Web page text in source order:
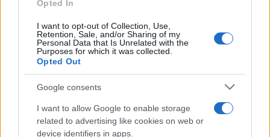
Opted In
I want to opt-out of Collection, Use,
Retention, Sale, and/or Sharing of my
Personal Data that Is Unrelated with the
Purposes for which it was collected.
Opted Out
Google consents
I want to allow Google to enable storage
related to advertising like cookies on web or
device identifiers in apps.
teljességében, a konfliktusokon túl mutathassa be és erre
kitűnő eszköz a kultúra. Baán László, a Szépművészeti
Múzeum főigazgatója beszámolt arról, hogy a világ
legjelentősebb kiállítóhelyeinek vezetőit tömörítő Bizot-
csoportnak Magyarországról csak a Szépművészeti,
Izraelből pedig csak a jeruzsálemi Izrael Múzeum tagja. Mint
mondta, ebben a nemzetközi szervezetben találkozott
James Snyderrel és kezdeményezhette a vendégkiállítás